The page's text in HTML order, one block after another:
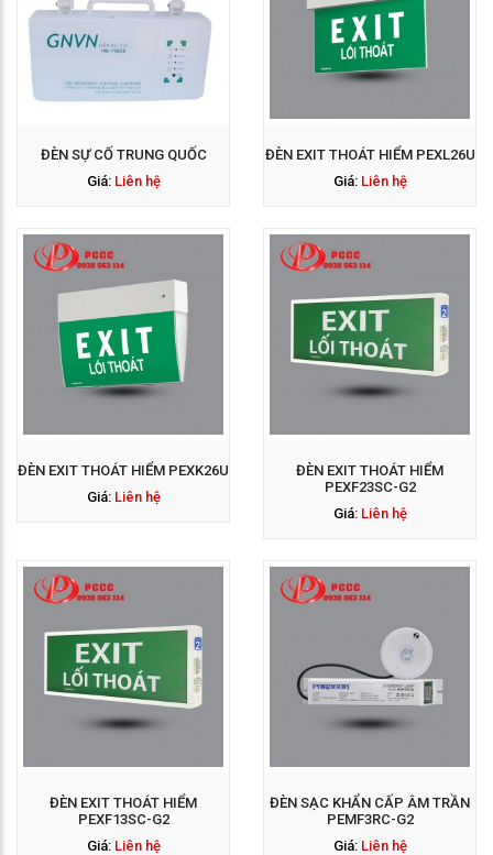
ĐÈN SỰ CỐ TRUNG QUỐC
Giá: Liên hệ
GỌI NGAY: 0938 563
114
ĐÈN EXIT THOÁT HIỂM PEXL26U
Giá: Liên hệ
ĐÈN EXIT THOÁT HIỂM PEXK26U
Giá: Liên hệ
GỌI NGAY: 0938 563
114
ĐÈN EXIT THOÁT HIỂM
PEXF23SC-G2
Giá: Liên hệ
ĐÈN EXIT THOÁT HIỂM
PEXF13SC-G2
Giá: Liên hệ
GỌI NGAY: 0938 563
114
ĐÈN SẠC KHẨN CẤP ÂM TRẦN
PEMF3RC-G2
Giá: Liên hệ